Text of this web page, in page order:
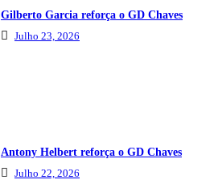
Gilberto Garcia reforça o GD Chaves
Julho 23, 2026
Antony Helbert reforça o GD Chaves
Julho 22, 2026